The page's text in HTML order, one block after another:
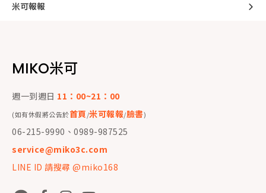
米可報報
MIKO米可
週一到週日 11：00~21：00
(如有休假將公告於首頁/米可報報/臉書)
06-215-9990、0989-987525
service@miko3c.com
LINE ID 請搜尋 @miko168